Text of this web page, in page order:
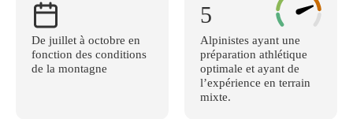
De juillet à octobre en
fonction des conditions
de la montagne
5
Alpinistes ayant une
préparation athlétique
optimale et ayant de
l’expérience en terrain
mixte.